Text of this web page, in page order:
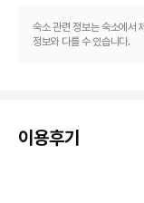
숙소 관련 정보는 숙소에서
정보와 다를 수 있습니다.
이용후기